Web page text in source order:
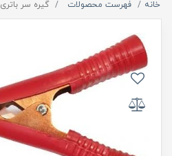
خانه فهرست محصولات گیره سر باتری ۱۰ سانتی